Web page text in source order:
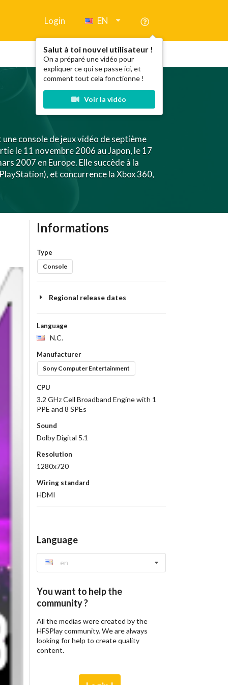
Login EN
Salut à toi nouvel utilisateur !
On a préparé une vidéo pour
expliquer ce qui se passe ici, et
comment tout cela fonctionne !
Voir la vidéo
console de jeux vidéo de septième
le 11 novembre 2006 au Japon, le 17
2007 en Europe. Elle succède à la
et concurrence la Xbox 360,
Informations
Type
Console
Regional release dates
Language
N.C.
Manufacturer
Sony Computer Entertainment
CPU
3.2 GHz Cell Broadband Engine with 1
PPE and 8 SPEs
Sound
Dolby Digital 5.1
Resolution
1280x720
Wiring standard
HDMI
Language
en
You want to help the
community ?
All the medias were created by the
HFSPlay community. We are always
looking for help to create quality
content.